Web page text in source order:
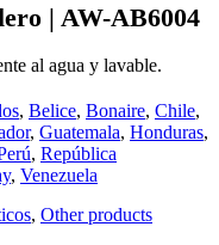
| AW-AB6004
al agua y lavable.
, Belice, Bonaire, Chile,
, Guatemala, Honduras,
, República
, Venezuela
, Other products